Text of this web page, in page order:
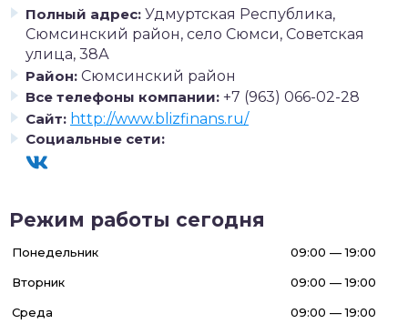
Полный адрес: Удмуртская Республика,
Сюмсинский район, село Сюмси, Советская
улица, 38А
Район: Сюмсинский район
Все телефоны компании: +7 (963) 066-02-28
Сайт: http://www.blizfinans.ru/
Социальные сети:
Режим работы сегодня
Понедельник 09:00 — 19:00
Вторник 09:00 — 19:00
Среда 09:00 — 19:00